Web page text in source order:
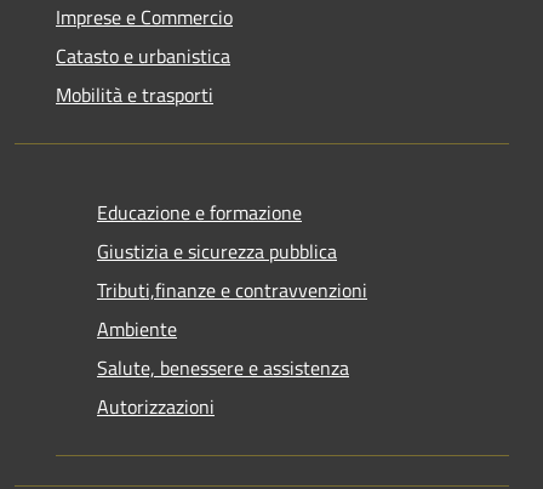
Imprese e Commercio
Catasto e urbanistica
Mobilità e trasporti
Educazione e formazione
Giustizia e sicurezza pubblica
Tributi,finanze e contravvenzioni
Ambiente
Salute, benessere e assistenza
Autorizzazioni